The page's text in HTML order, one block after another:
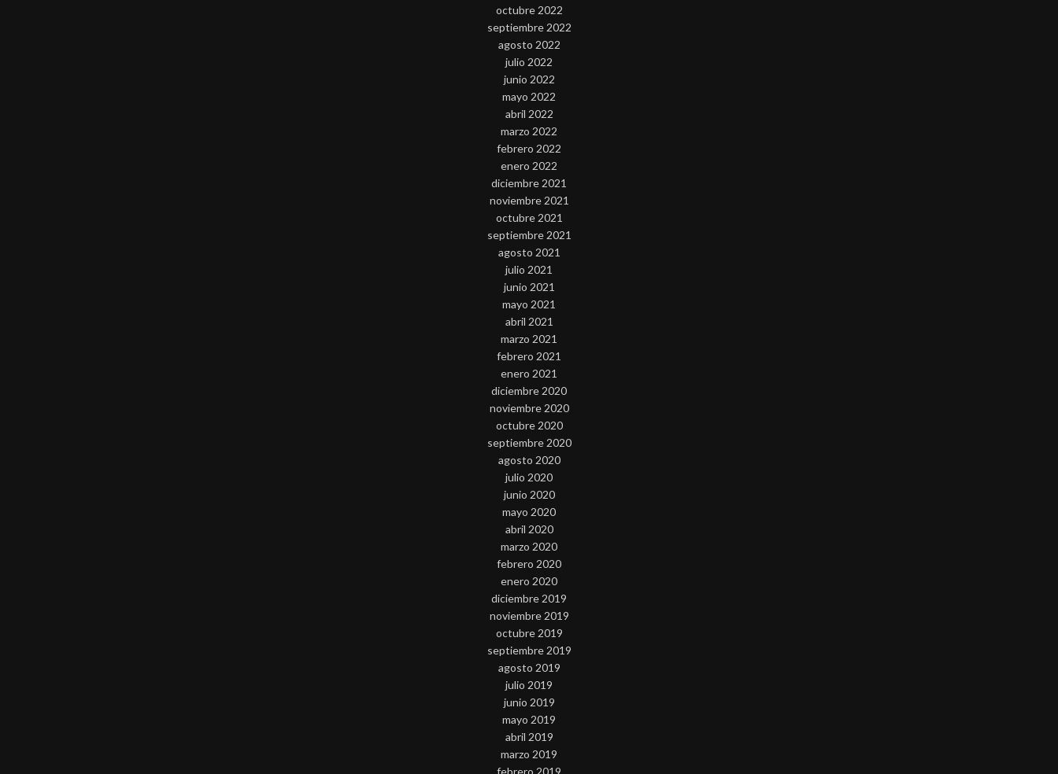
octubre 2022
septiembre 2022
agosto 2022
julio 2022
junio 2022
mayo 2022
abril 2022
marzo 2022
febrero 2022
enero 2022
diciembre 2021
noviembre 2021
octubre 2021
septiembre 2021
agosto 2021
julio 2021
junio 2021
mayo 2021
abril 2021
marzo 2021
febrero 2021
enero 2021
diciembre 2020
noviembre 2020
octubre 2020
septiembre 2020
agosto 2020
julio 2020
junio 2020
mayo 2020
abril 2020
marzo 2020
febrero 2020
enero 2020
diciembre 2019
noviembre 2019
octubre 2019
septiembre 2019
agosto 2019
julio 2019
junio 2019
mayo 2019
abril 2019
marzo 2019
febrero 2019